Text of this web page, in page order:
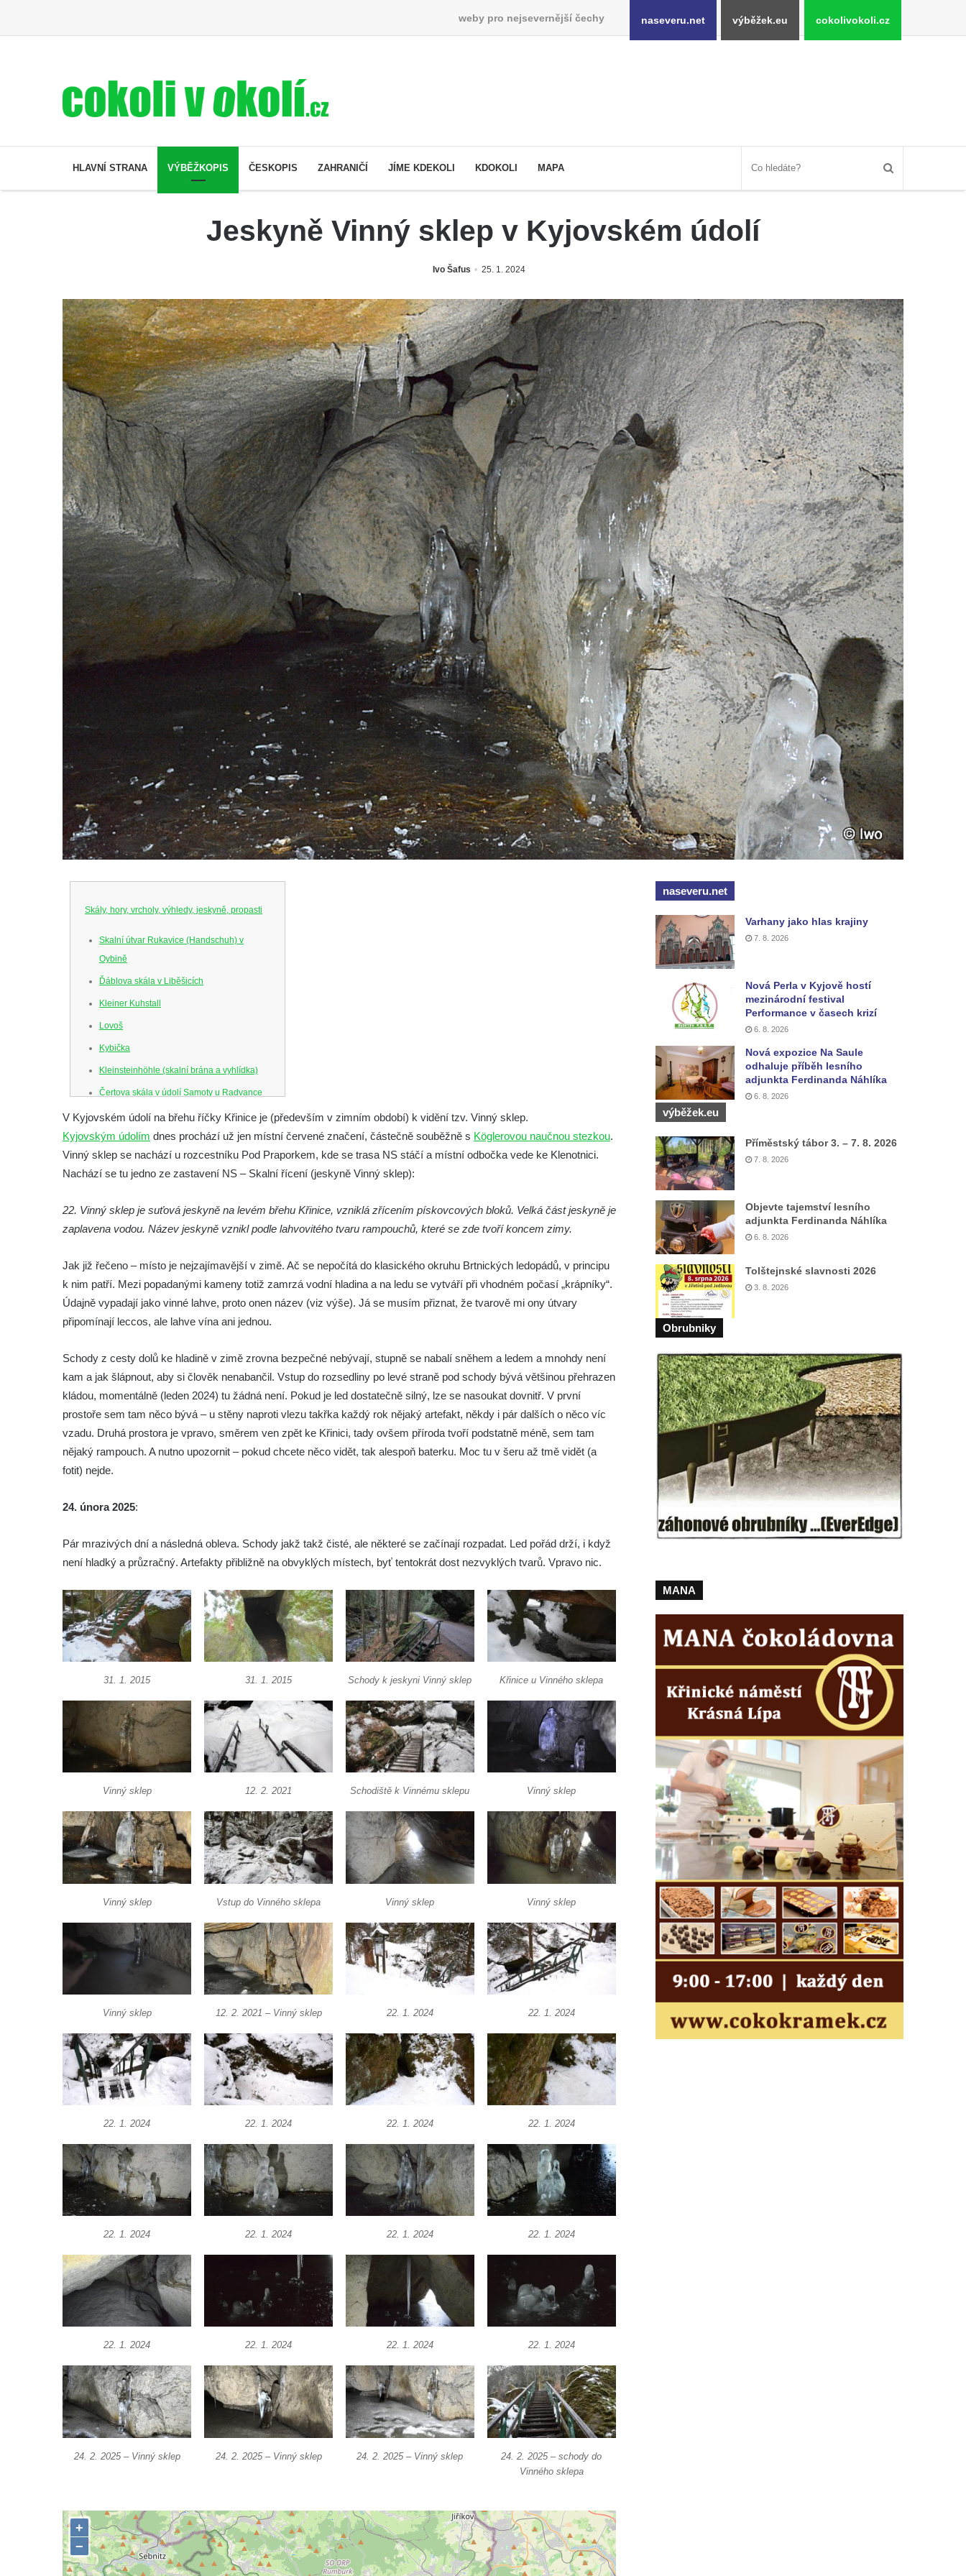
weby pro nejsevernější čechy naseveru.net výběžek.eu cokolivokoli.cz
HLAVNÍ STRANA VÝBĚŽKOPIS ČESKOPIS ZAHRANIČÍ JÍME KDEKOLI KDOKOLI MAPA
Jeskyně Vinný sklep v Kyjovském údolí
Ivo Šafus 25. 1. 2024
Skály, hory, vrcholy, výhledy, jeskyně, propasti
Skalní útvar Rukavice (Handschuh) v
Oybině
Ďáblova skála v Liběšicích
Kleiner Kuhstall
Lovoš
Kybička
Kleinsteinhöhle (skalní brána a vyhlídka)
Čertova skála v údolí Samoty u Radvance
Skalní branka pod rozhlednou Čáp v
Teplických skalách
Schodiště pod rozhlednou Čáp v Teplických
skalách
Kamenná brána v Broumovských stěnách
Vyhlídkové místo na cestě k vyhlídce
Koruna v Broumovských stěnách
Skalní útvar Čertovo sedlo v Broumovských
stěnách
Kamenná ZOO – Želva II.
Kamenná ZOO – Želva I.
Kamenná ZOO – Velbloud
Kamenná ZOO – Kačenka
Vyhlídka Božanovský Špičák
Hradiště Hrádek u Libochovan (vyhlídka)
Skalní okno na Grünes Riff v Oybině
Jeskyně Kuhstall a hrad Neuer Wildenstein
(Saské Švýcarsko)
Jeskyně Idagrotte (Saské Švýcarsko)
hřbitova ve skalách Nebeská říše u Ostrova
Skalní věž Doga v Tiských stěnách
Lavička Jiřího Kopeckého v Tiských
Tiské stěny
Ledová stěna u Sýrového potoka v
Kyjovském údolí
Jeskyně víl v Kyjovském údolí
Jeskyně Vinný sklep v Kyjovském údolí
Vyhlídka nad přírodní rezervací Slunečná
stráň u Naučné stezky Pod Vysokým Ostrým
Vyhlídka Miloslava Draxla na Naučné
stezce Pod Vysokým Ostrým
Vyhlídka nad Brnou na Naučné stezce Pod
Vysokým Ostrým
Vyhlídka Liščí kazatelna (Fuchskanzel) u
Lückendorfu
Vyhlídka Kočičí kameny východně od Lázní
skalách
Obří hlava v Kyjovském údolí
Zaniklý pískovcový lom pod Jedlovou
Panenská skála v údolí Samoty u
Radvance
Skála Hrbolec (Piklštejn) u Rybniště
Skalní brána u Milštejna
Boreč
Raná
Lenešický Chlum
Luž
Jeskyně Wildbrethöhle
Kleiner Zschirnstein
Jeskyně na Slánské hoře ve Slaném
Čertovo kopyto u Jezdecké cesty nad
Kralupech nad Vltavou
Vyhlídkový altán na Hostibejku v Kralupech
nad Vltavou
V Kyjovském údolí na břehu říčky Křinice je (především v zimním období) k vidění tzv. Vinný sklep.
Kyjovským údolím dnes prochází už jen místní červené značení, částečně souběžně s Köglerovou naučnou stezkou.
Vinný sklep se nachází u rozcestníku Pod Praporkem, kde se trasa NS stáčí a místní odbočka vede ke Klenotnici.
Nachází se tu jedno ze zastavení NS – Skalní řícení (jeskyně Vinný sklep):
22. Vinný sklep je suťová jeskyně na levém břehu Křinice, vzniklá zřícením pískovcových bloků. Velká část jeskyně je
zaplavena vodou. Název jeskyně vznikl podle lahvovitého tvaru rampouchů, které se zde tvoří koncem zimy.
Jak již řečeno – místo je nejzajímavější v zimě. Ač se nepočítá do klasického okruhu Brtnických ledopádů, v principu
k nim patří. Mezi popadanými kameny totiž zamrzá vodní hladina a na ledu se vytváří při vhodném počasí „krápníky“.
Údajně vypadají jako vinné lahve, proto onen název (viz výše). Já se musím přiznat, že tvarově mi ony útvary
připomínají leccos, ale lahve vína ani jednou.
Schody z cesty dolů ke hladině v zimě zrovna bezpečné nebývají, stupně se nabalí sněhem a ledem a mnohdy není
kam a jak šlápnout, aby si člověk nenabančil. Vstup do rozsedliny po levé straně pod schody bývá většinou přehrazen
kládou, momentálně (leden 2024) tu žádná není. Pokud je led dostatečně silný, lze se nasoukat dovnitř. V první
prostoře sem tam něco bývá – u stěny naproti vlezu takřka každý rok nějaký artefakt, někdy i pár dalších o něco víc
vzadu. Druhá prostora je vpravo, směrem ven zpět ke Křinici, tady ovšem příroda tvoří podstatně méně, sem tam
nějaký rampouch. A nutno upozornit – pokud chcete něco vidět, tak alespoň baterku. Moc tu v šeru až tmě vidět (a
fotit) nejde.
24. února 2025:
Pár mrazivých dní a následná obleva. Schody jakž takž čisté, ale některé se začínají rozpadat. Led pořád drží, i když
není hladký a průzračný. Artefakty přibližně na obvyklých místech, byť tentokrát dost nezvyklých tvarů. Vpravo nic.
31. 1. 2015 31. 1. 2015 Schody k jeskyni Vinný sklep Křinice u Vinného sklepa
Vinný sklep 12. 2. 2021 Schodiště k Vinnému sklepu Vinný sklep
Vinný sklep Vstup do Vinného sklepa Vinný sklep Vinný sklep
Vinný sklep 12. 2. 2021 – Vinný sklep 22. 1. 2024 22. 1. 2024
22. 1. 2024 22. 1. 2024 22. 1. 2024 22. 1. 2024
22. 1. 2024 22. 1. 2024 22. 1. 2024 22. 1. 2024
22. 1. 2024 22. 1. 2024 22. 1. 2024 22. 1. 2024
24. 2. 2025 – Vinný sklep 24. 2. 2025 – Vinný sklep 24. 2. 2025 – Vinný sklep
24. 2. 2025 – schody do
Vinného sklepa
naseveru.net
Varhany jako hlas krajiny
7. 8. 2026
Nová Perla v Kyjově hostí
mezinárodní festival
Performance v časech krizí
6. 8. 2026
Nová expozice Na Saule
odhaluje příběh lesního
adjunkta Ferdinanda Náhlíka
6. 8. 2026
výběžek.eu
Příměstský tábor 3. – 7. 8. 2026
7. 8. 2026
Objevte tajemství lesního
adjunkta Ferdinanda Náhlíka
6. 8. 2026
Tolštejnské slavnosti 2026
3. 8. 2026
Obrubniky
MANA